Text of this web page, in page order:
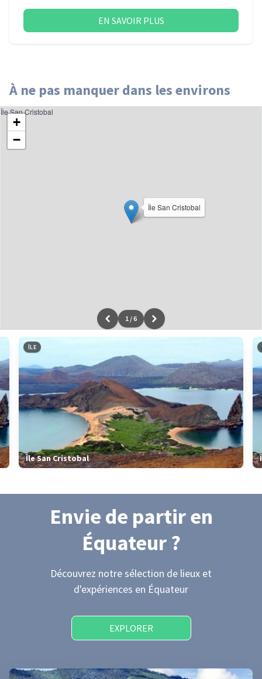
EN SAVOIR PLUS
À ne pas manquer dans les environs
Île San Cristobal
+
−
Leaflet|données ©OpenStreetMap/ODbL - renduOSM France
Île San Cristobal
1 /6
ÎLE
Île San Cristobal
Envie de partiren
Équateur?
Découvrez notre sélection de lieux et
d'expériences en Équateur
EXPLORER